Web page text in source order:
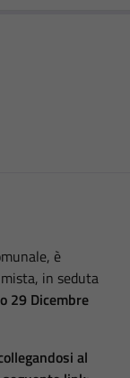
è
in seduta
29 Dicembre
al